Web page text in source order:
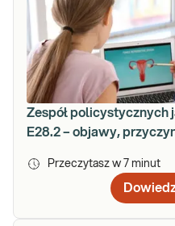
Zespół policystycznych
E28.2 – objawy,
Przeczytasz w 7 minut